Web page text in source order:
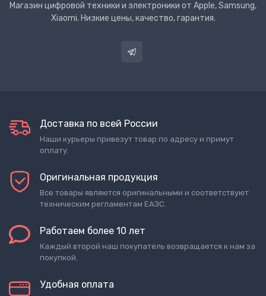
Магазин цифровой техники и электроники от Apple, Samsung,
Xiaomi. Низкие цены, качество, гарантия.
Доставка по всей России
Наши курьеры привезут товар по адресу и примут
оплату.
Оригинальная продукция
Все товары являются оригинальными и соответствуют
техническим регламентам ЕАЭС.
Работаем более 10 лет
Каждый второй наш покупатель возвращается к нам за
покупкой.
Удобная оплата